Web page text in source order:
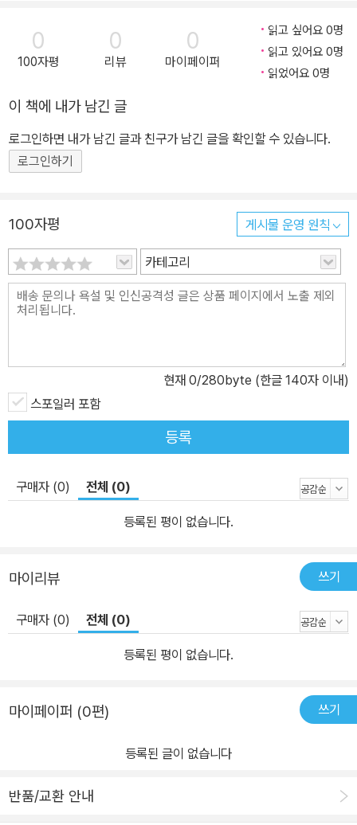
0
100자평
0
리뷰
0
마이페이퍼
읽고 싶어요 0명
읽고 있어요 0명
읽었어요 0명
이 책에 내가 남긴 글
로그인하면 내가 남긴 글과 친구가 남긴 글을 확인할 수 있습니다.
로그인하기
100자평 게시물 운영 원칙
카테고리
현재 0/280byte (한글 140자 이내)
스포일러 포함
등록
구매자 (0) 전체 (0)
등록된 평이 없습니다.
마이리뷰 쓰기
구매자 (0) 전체 (0)
등록된 평이 없습니다.
마이페이퍼 (0편) 쓰기
등록된 글이 없습니다
반품/교환 안내